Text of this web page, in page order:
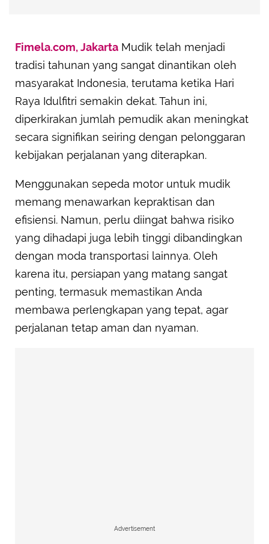
Fimela.com, Jakarta Mudik telah menjadi
tradisi tahunan yang sangat dinantikan oleh
masyarakat Indonesia, terutama ketika Hari
Raya Idulfitri semakin dekat. Tahun ini,
diperkirakan jumlah pemudik akan meningkat
secara signifikan seiring dengan pelonggaran
kebijakan perjalanan yang diterapkan.
Menggunakan sepeda motor untuk mudik
memang menawarkan kepraktisan dan
efisiensi. Namun, perlu diingat bahwa risiko
yang dihadapi juga lebih tinggi dibandingkan
dengan moda transportasi lainnya. Oleh
karena itu, persiapan yang matang sangat
penting, termasuk memastikan Anda
membawa perlengkapan yang tepat, agar
perjalanan tetap aman dan nyaman.
Advertisement